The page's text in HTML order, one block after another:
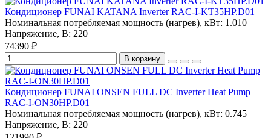
Кондиционер FUNAI KATANA Inverter RAC-I-KT35HP.D01
Номинальная потребляемая мощность (нагрев), кВт: 1.010
Напряжение, В: 220
74390 ₽
В корзину
Кондиционер FUNAI ONSEN FULL DC Inverter Heat Pump
RAC-I-ON30HP.D01
Номинальная потребляемая мощность (нагрев), кВт: 0.745
Напряжение, В: 220